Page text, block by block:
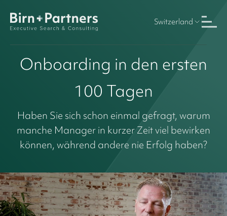
Switzerland
Onboarding in den ersten
100 Tagen
Haben Sie sich schon einmal gefragt, warum
manche Manager in kurzer Zeit viel bewirken
können, während andere nie Erfolg haben?